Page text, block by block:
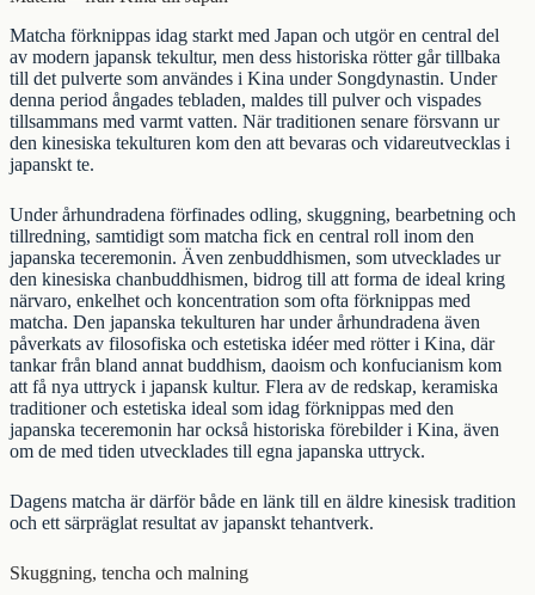
Matcha förknippas idag starkt med Japan och utgör en central del
av modern japansk tekultur, men dess historiska rötter går tillbaka
till det pulverte som användes i Kina under Songdynastin. Under
denna period ångades tebladen, maldes till pulver och vispades
tillsammans med varmt vatten. När traditionen senare försvann ur
den kinesiska tekulturen kom den att bevaras och vidareutvecklas i
japanskt te.
Under århundradena förfinades odling, skuggning, bearbetning och
tillredning, samtidigt som matcha fick en central roll inom den
japanska teceremonin. Även zenbuddhismen, som utvecklades ur
den kinesiska chanbuddhismen, bidrog till att forma de ideal kring
närvaro, enkelhet och koncentration som ofta förknippas med
matcha. Den japanska tekulturen har under århundradena även
påverkats av filosofiska och estetiska idéer med rötter i Kina, där
tankar från bland annat buddhism, daoism och konfucianism kom
att få nya uttryck i japansk kultur. Flera av de redskap, keramiska
traditioner och estetiska ideal som idag förknippas med den
japanska teceremonin har också historiska förebilder i Kina, även
om de med tiden utvecklades till egna japanska uttryck.
Dagens matcha är därför både en länk till en äldre kinesisk tradition
och ett särpräglat resultat av japanskt tehantverk.
Skuggning, tencha och malning